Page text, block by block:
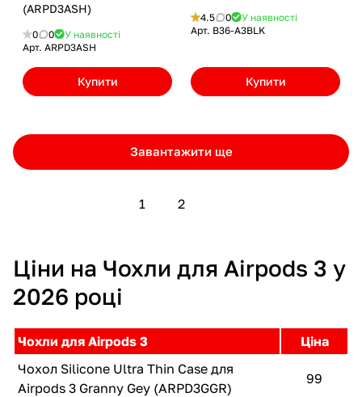
(ARPD3ASH)
0 0
У наявності
Арт. ARPD3ASH
Купити
4.5 0
У наявності
Арт. B36-A3BLK
Купити
Завантажити ще
1 2
Ціни на Чохли для Airpods 3 у
2026 році
Чохли для Airpods 3
Ціна
Чохол Silicone Ultra Thin Case для
Airpods 3 Granny Gey (ARPD3GGR)
99